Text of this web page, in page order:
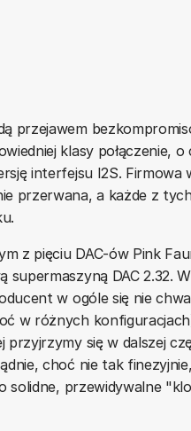
przejawem
klasy połączenie,
interfejsu I2S. Firmowa
przerwana, a każde z
z pięciu DAC-ów Pink
DAC 2.32.
w ogóle się nie
w różnych
przyjrzymy się w dalszej
choć nie tak
solidne, przewidywalne